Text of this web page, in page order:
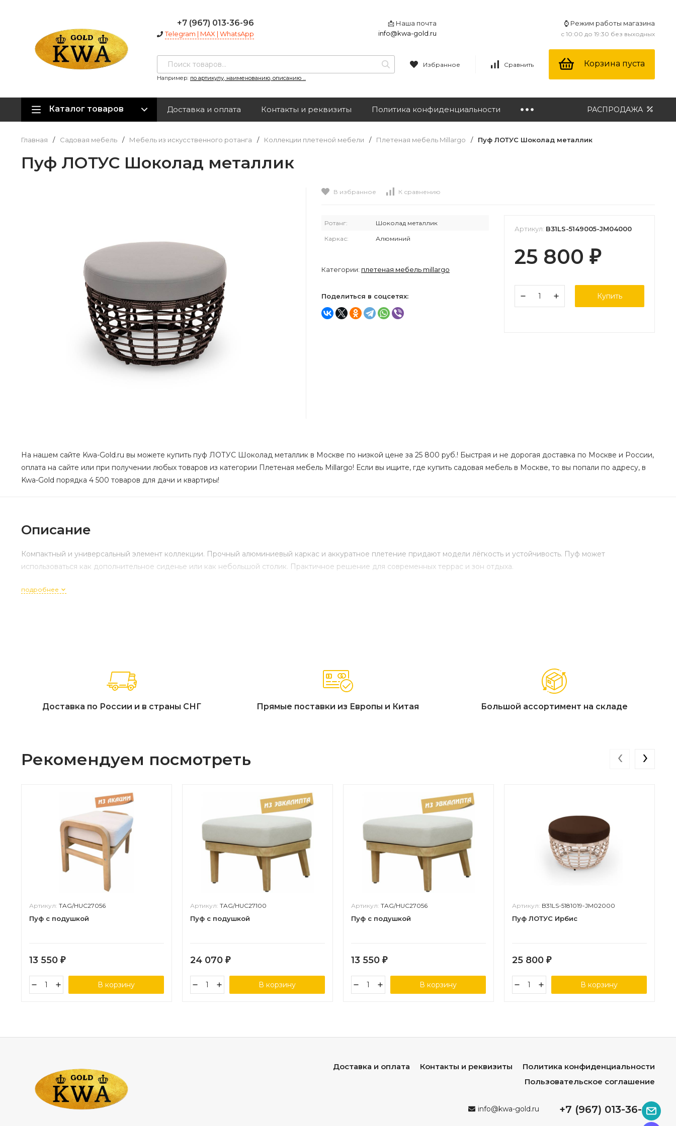
+7 (967) 013-36-96
Telegram | MAX | WhatsApp
📩 Наша почта
info@kwa-gold.ru
⌚ Режим работы магазина
с 10:00 до 19:30 без выходных
Например: по артикулу, наименованию, описанию ...
Избранное Сравнить Корзина пуста
Каталог товаров Доставка и оплата Контакты и реквизиты Политика конфиденциальности РАСПРОДАЖА
Главная / Садовая мебель / Мебель из искусственного ротанга / Коллекции плетеной мебели / Плетеная мебель Millargo / Пуф ЛОТУС Шоколад металлик
Пуф ЛОТУС Шоколад металлик
В избранное К сравнению
Ротанг: Шоколад металлик
Каркас: Алюминий
Категории: плетеная мебель millargo
Поделиться в соцсетях:
Артикул: B31LS-5149005-JM04000
25 800 ₽
Купить
На нашем сайте Kwa-Gold.ru вы можете купить пуф ЛОТУС Шоколад металлик в Москве по низкой цене за 25 800 руб.! Быстрая и не дорогая доставка по Москве и России,
оплата на сайте или при получении любых товаров из категории Плетеная мебель Millargo! Если вы ищите, где купить садовая мебель в Москве, то вы попали по адресу, в
Kwa-Gold порядка 4 500 товаров для дачи и квартиры!
Описание
Компактный и универсальный элемент коллекции. Прочный алюминиевый каркас и аккуратное плетение придают модели лёгкость и устойчивость. Пуф может
использоваться как дополнительное сиденье или как небольшой столик. Практичное решение для современных террас и зон отдыха.
подробнее
Доставка по России и в страны СНГ Прямые поставки из Европы и Китая Большой ассортимент на складе
Рекомендуем посмотреть
Артикул: TAG/HUC27056
Пуф с подушкой
13 550 ₽
В корзину
Артикул: TAG/HUC27100
Пуф с подушкой
24 070 ₽
В корзину
Артикул: TAG/HUC27056
Пуф с подушкой
13 550 ₽
В корзину
Артикул: B31LS-5181019-JM02000
Пуф ЛОТУС Ирбис
25 800 ₽
В корзину
‹ ›
Доставка и оплата Контакты и реквизиты
Политика конфиденциальности
Пользовательское соглашение
info@kwa-gold.ru +7 (967) 013-36-96